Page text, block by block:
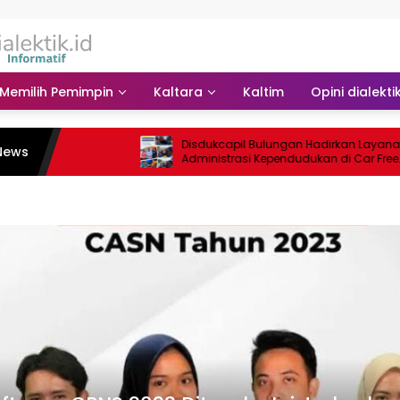
Memilih Pemimpin Kaltara Kaltim Opini
Disdukcapil Bulungan Hadirkan Layanan
Administrasi Kependudukan di Car Free
Day Tebu Kayan